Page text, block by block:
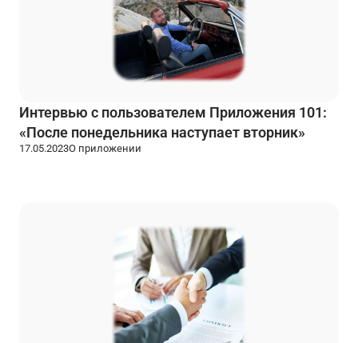
Интервью с пользователем Приложения 101:
«После понедельника наступает вторник»
17.05.2023О приложении